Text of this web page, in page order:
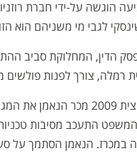
הוגשה על-ידי חברת
לגבי מי משניהם הוא
הדין, המחלוקת סביב
רמלה, צורך לפנות פולשים
‏במחצית 2009 מכר
התעכב מסיבות
במכרז. הנאמן הסתמך